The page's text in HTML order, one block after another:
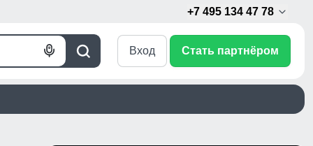
+7 495 134 47 78
Поиск
Голосовой
Вход Стать партнёром